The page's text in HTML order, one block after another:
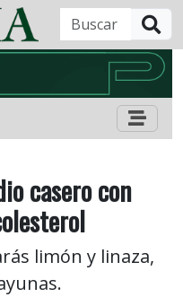
casero con
limón y linaza,